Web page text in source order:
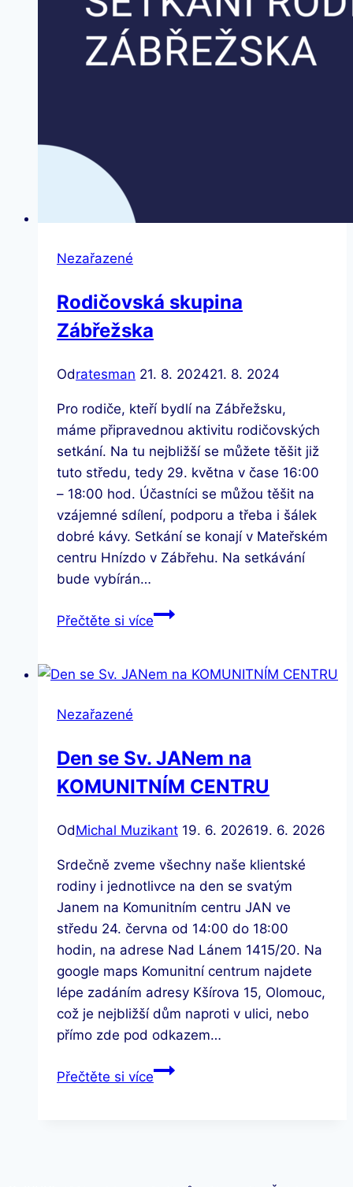
Nezařazené
Rodičovská skupina
Zábřežska
Odratesman 21. 8. 202421. 8. 2024
Pro rodiče, kteří bydlí na Zábřežsku,
máme připravednou aktivitu rodičovských
setkání. Na tu nejbližší se můžete těšit již
tuto středu, tedy 29. května v čase 16:00
– 18:00 hod. Účastníci se můžou těšit na
vzájemné sdílení, podporu a třeba i šálek
dobré kávy. Setkání se konají v Mateřském
centru Hnízdo v Zábřehu. Na setkávání
bude vybírán…
Přečtěte si víceRodičovská
Nezařazené
Den se Sv. JANem na
KOMUNITNÍM CENTRU
OdMichal Muzikant 19. 6. 202619. 6. 2026
Srdečně zveme všechny naše klientské
rodiny i jednotlivce na den se svatým
Janem na Komunitním centru JAN ve
středu 24. června od 14:00 do 18:00
hodin, na adrese Nad Lánem 1415/20. Na
google maps Komunitní centrum najdete
lépe zadáním adresy Kšírova 15, Olomouc,
což je nejbližší dům naproti v ulici, nebo
přímo zde pod odkazem…
Přečtěte si víceDen